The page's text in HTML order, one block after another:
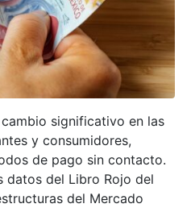
significativo en las
y consumidores,
de pago sin contacto.
datos del Libro Rojo del
del Mercado